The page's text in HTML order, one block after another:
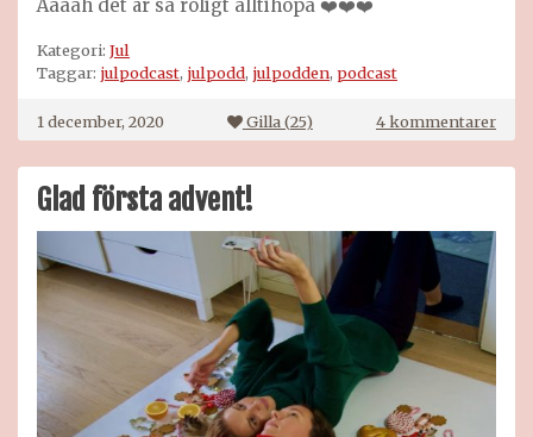
Ååååh det är så roligt alltihopa ❤️❤️❤️
Kategori: Jul
Taggar: julpodcast, julpodd, julpodden, podcast
1 december, 2020 Gilla (25) 4 kommentarertill
på
Glad första advent!